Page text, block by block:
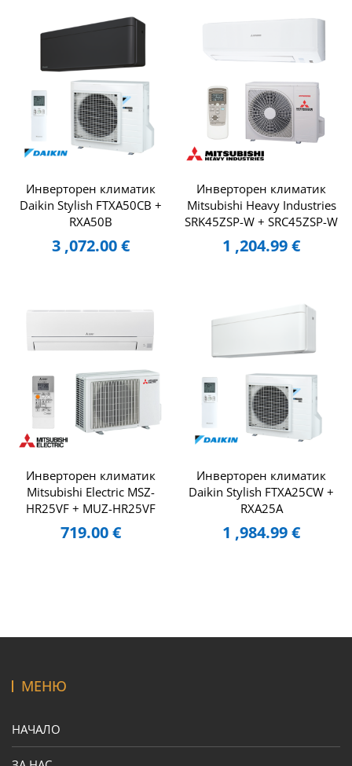
Инверторен климатик
Daikin Stylish FTXA50CB +
RXA50B
3 ,072.00€
Инверторен климатик
Mitsubishi Heavy Industries
SRK45ZSP-W + SRC45ZSP-W
1 ,204.99€
Инверторен климатик
Mitsubishi Electric MSZ-
HR25VF + MUZ-HR25VF
719.00€
Инверторен климатик
Daikin Stylish FTXA25CW +
RXA25A
1 ,984.99€
МЕНЮ
НАЧАЛО